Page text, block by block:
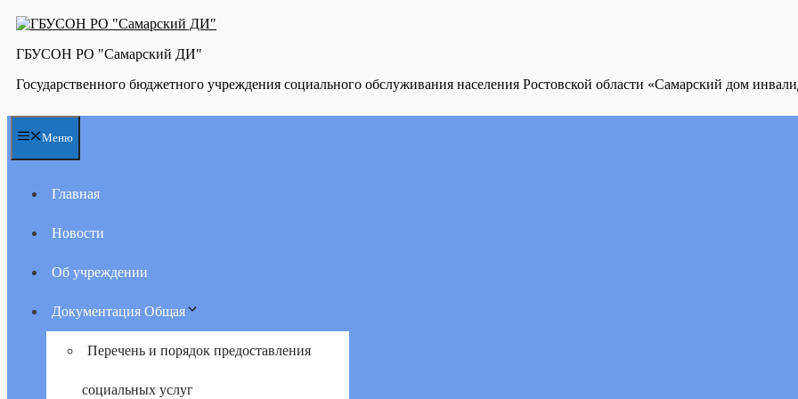
Перейти
содержимому
ГБУСОН РО "Самарский ДИ"
Государственного бюджетного учреждения социального обслуживания населения Ростовской области «Самарский дом
Меню
Главная
Новости
Об учреждении
Документация Общая
Перечень и порядок предоставления
социальных услуг